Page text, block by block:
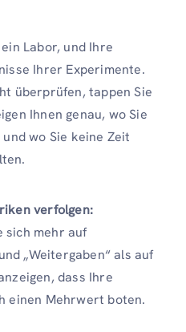
Labor, und Ihre
Ihrer Experimente.
überprüfen, tappen Sie
Ihnen genau, wo Sie
wo Sie keine Zeit
verfolgen:
sich mehr auf
„Weitergaben“ als auf
dass Ihre
einen Mehrwert boten.